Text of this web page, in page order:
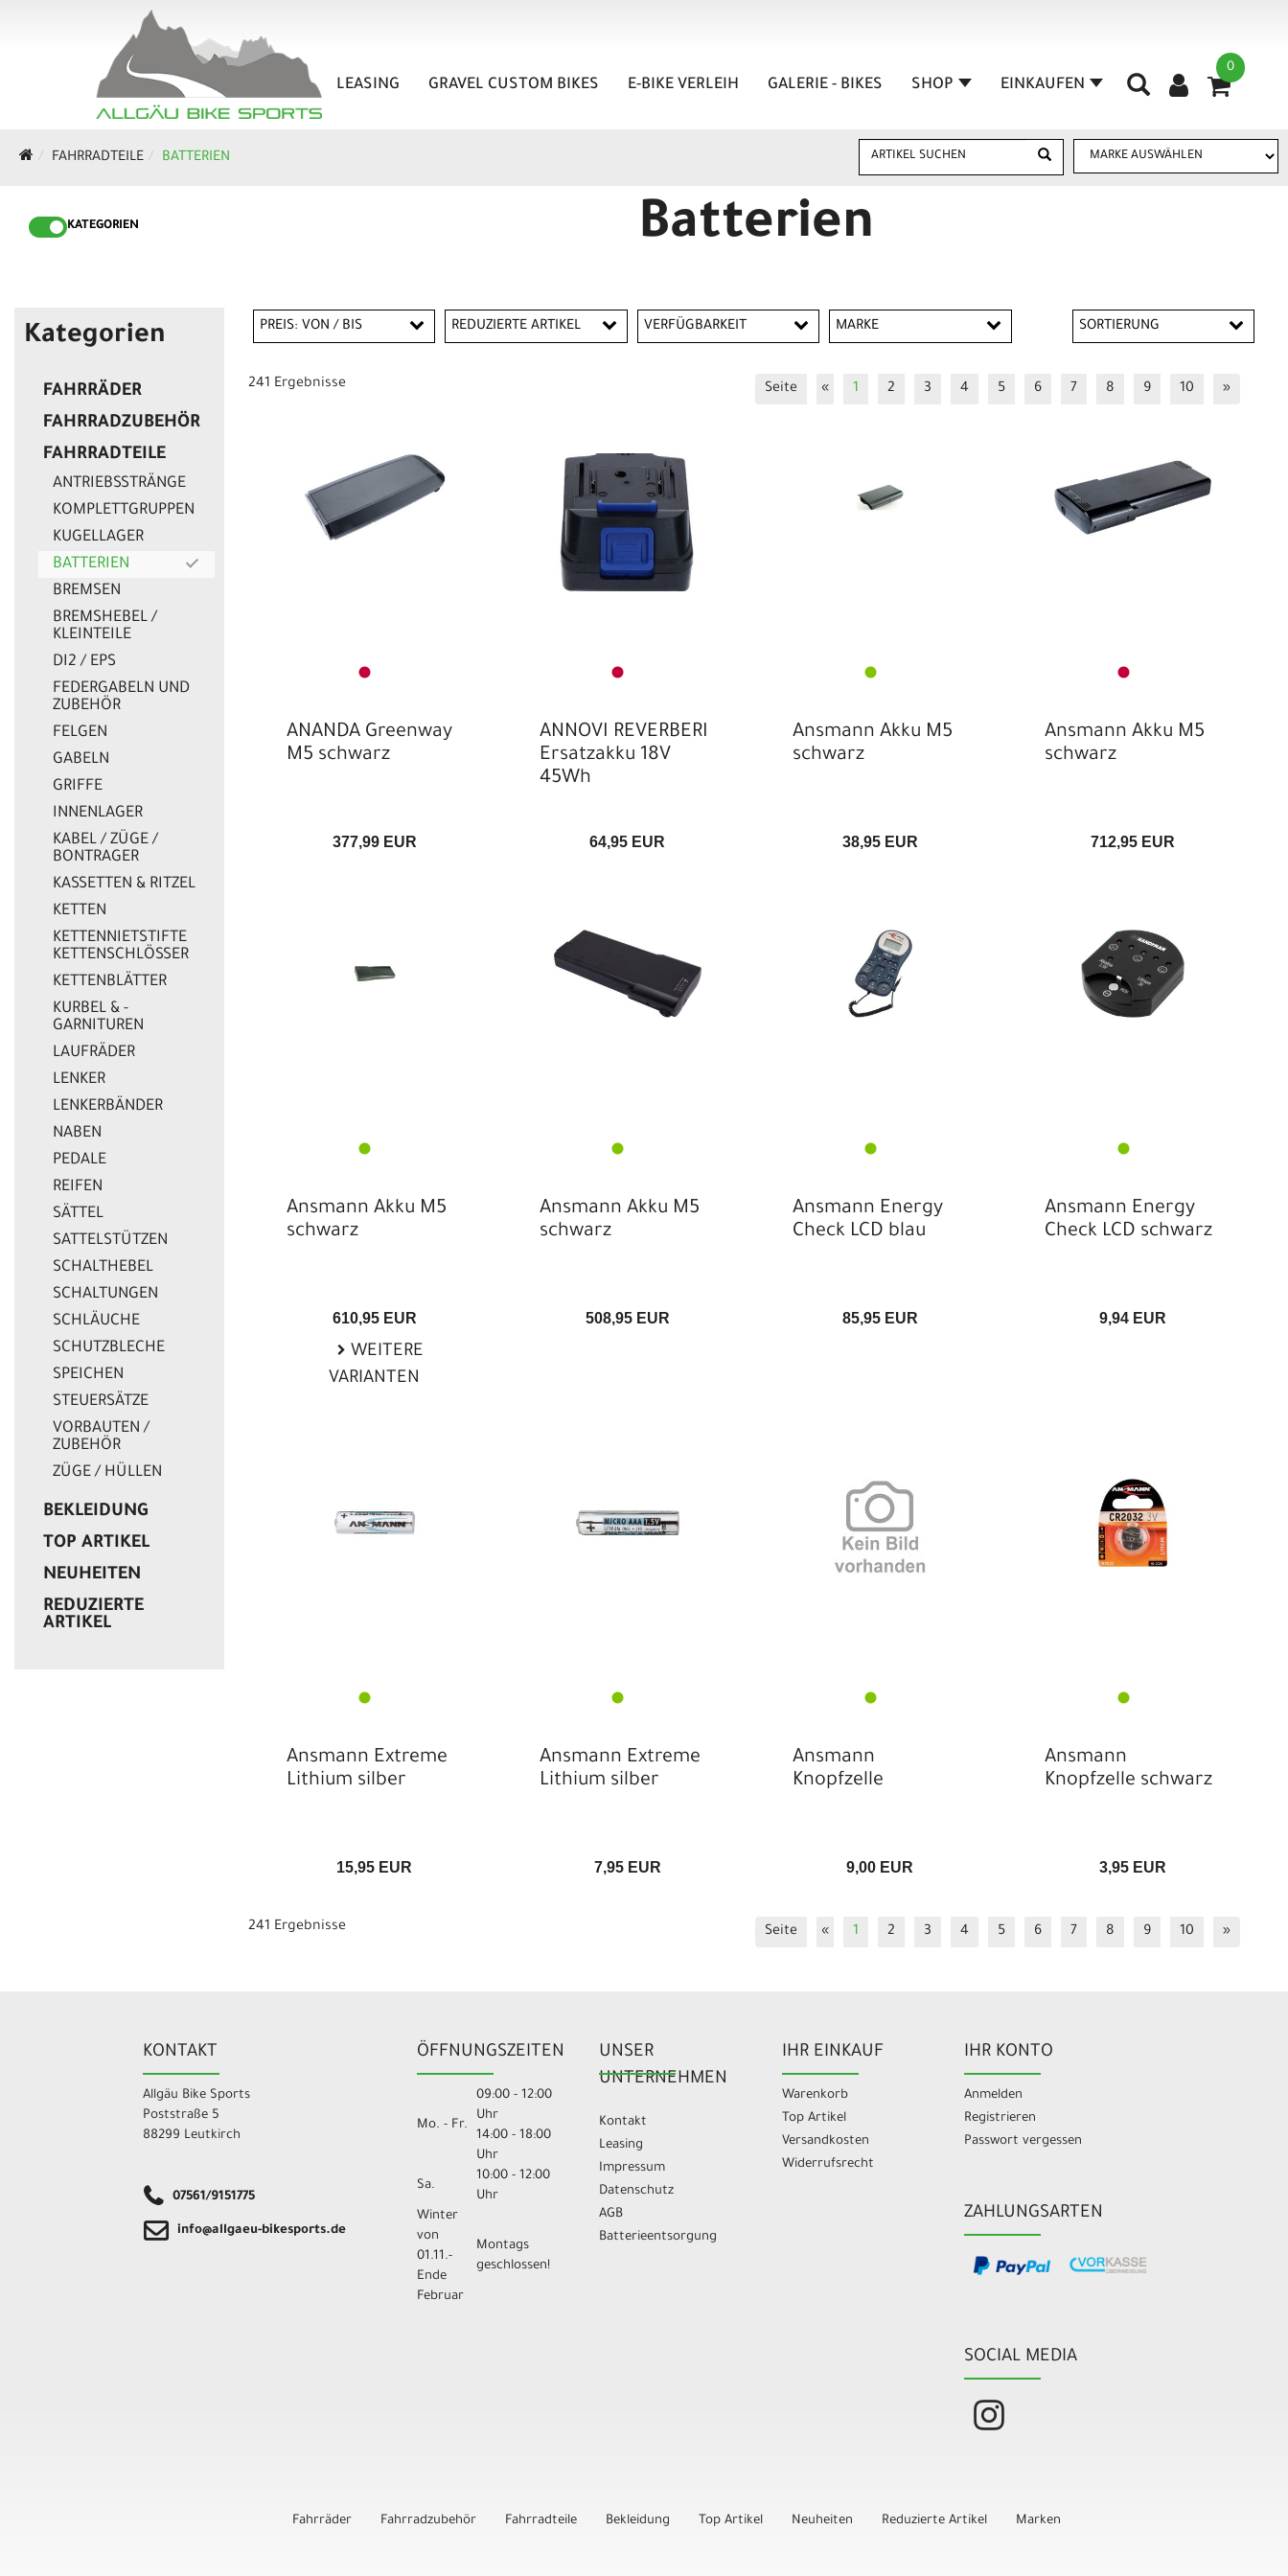
0
LEASING GRAVEL CUSTOM BIKES E-BIKE VERLEIH GALERIE - BIKES SHOP EINKAUFEN
FAHRRADTEILE BATTERIEN
KATEGORIEN Batterien
Kategorien
FAHRRÄDER
FAHRRADZUBEHÖR
FAHRRADTEILE
ANTRIEBSSTRÄNGE
KOMPLETTGRUPPEN
KUGELLAGER
BATTERIEN
BREMSEN
BREMSHEBEL /
KLEINTEILE
DI2 / EPS
FEDERGABELN UND
ZUBEHÖR
FELGEN
GABELN
GRIFFE
INNENLAGER
KABEL / ZÜGE /
BONTRAGER
KASSETTEN & RITZEL
KETTEN
KETTENNIETSTIFTE
KETTENSCHLÖSSER
KETTENBLÄTTER
KURBEL & -
GARNITUREN
LAUFRÄDER
LENKER
LENKERBÄNDER
NABEN
PEDALE
REIFEN
SÄTTEL
SATTELSTÜTZEN
SCHALTHEBEL
SCHALTUNGEN
SCHLÄUCHE
SCHUTZBLECHE
SPEICHEN
STEUERSÄTZE
VORBAUTEN /
ZUBEHÖR
ZÜGE / HÜLLEN
BEKLEIDUNG
TOP ARTIKEL
NEUHEITEN
REDUZIERTE
ARTIKEL
SORTIERUNG
PREIS: VON / BIS REDUZIERTE ARTIKEL VERFÜGBARKEIT MARKE
Busch + Müller
Kraftmax M-Wave
Maxell
Panasonic
Sigma Sport
Spanninga
Supernova
Seite « 1 2 3 4 5 6 7 8 9 10 »
241 Ergebnisse
ANANDA Greenway
M5 schwarz
377,99 EUR
ANNOVI REVERBERI
Ersatzakku 18V
45Wh
64,95 EUR
Ansmann Akku M5
schwarz
38,95 EUR
Ansmann Akku M5
schwarz
712,95 EUR
Ansmann Akku M5
schwarz
610,95 EUR
WEITERE
VARIANTEN
Ansmann Akku M5
schwarz
508,95 EUR
Ansmann Energy
Check LCD blau
85,95 EUR
Ansmann Energy
Check LCD schwarz
9,94 EUR
Ansmann Extreme
Lithium silber
15,95 EUR
Ansmann Extreme
Lithium silber
7,95 EUR
Ansmann
Knopfzelle
9,00 EUR
Ansmann
Knopfzelle schwarz
3,95 EUR
Seite « 1 2 3 4 5 6 7 8 9 10 »
241 Ergebnisse
KONTAKT
Allgäu Bike Sports
Poststraße 5
88299 Leutkirch
07561/9151775
info@allgaeu-bikesports.de
ÖFFNUNGSZEITEN
Mo. - Fr.
09:00 - 12:00
Uhr
14:00 - 18:00
Uhr
Sa.
10:00 - 12:00
Uhr
Winter
von
01.11.-
Ende
Februar
Montags
geschlossen!
UNSER
UNTERNEHMEN
Kontakt
Leasing
Impressum
Datenschutz
AGB
Batterieentsorgung
IHR EINKAUF
Warenkorb
Top Artikel
Versandkosten
Widerrufsrecht
IHR KONTO
Anmelden
Registrieren
Passwort vergessen
ZAHLUNGSARTEN
SOCIAL MEDIA
Fahrräder Fahrradzubehör Fahrradteile Bekleidung Top Artikel Neuheiten Reduzierte Artikel Marken